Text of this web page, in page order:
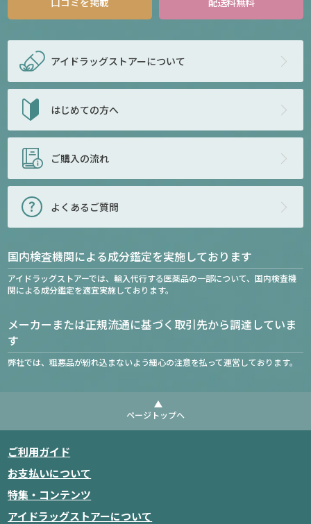
アイドラッグストアーについて
はじめての方へ
ご購入の流れ
よくあるご質問
国内検査機関による成分鑑定を実施しております
アイドラッグストアーでは、輸入代行する医薬品の一部について、国内検査機
関による成分鑑定を適宜実施しております。
メーカーまたは正規流通に基づく取引先から調達していま
す
弊社では、粗悪品が紛れ込まないよう細心の注意を払って運営しております。
ページトップへ
ご利用ガイド
お支払いについて
特集・コンテンツ
アイドラッグストアーについて